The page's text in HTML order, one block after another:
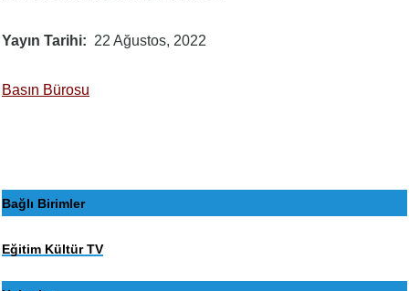
Yayın Tarihi 22 Ağustos, 2022
Basın Bürosu
Bağlı Birimler
Eğitim Kültür TV